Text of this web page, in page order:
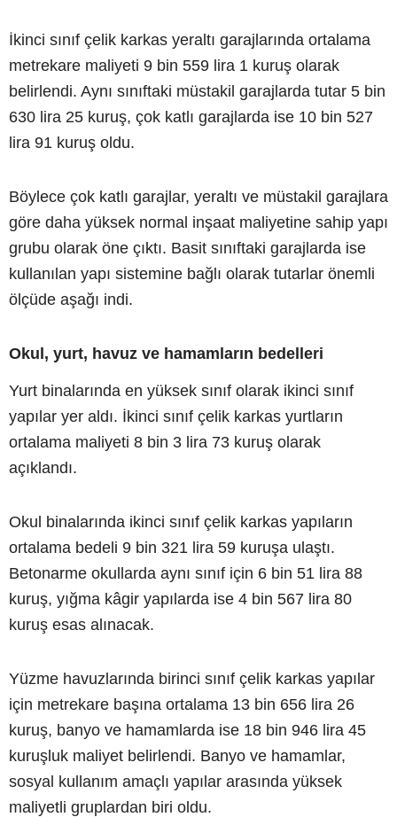
İkinci sınıf çelik karkas yeraltı garajlarında ortalama
metrekare maliyeti 9 bin 559 lira 1 kuruş olarak
belirlendi. Aynı sınıftaki müstakil garajlarda tutar 5 bin
630 lira 25 kuruş, çok katlı garajlarda ise 10 bin 527
lira 91 kuruş oldu.
Böylece çok katlı garajlar, yeraltı ve müstakil garajlara
göre daha yüksek normal inşaat maliyetine sahip yapı
grubu olarak öne çıktı. Basit sınıftaki garajlarda ise
kullanılan yapı sistemine bağlı olarak tutarlar önemli
ölçüde aşağı indi.
Okul, yurt, havuz ve hamamların bedelleri
Yurt binalarında en yüksek sınıf olarak ikinci sınıf
yapılar yer aldı. İkinci sınıf çelik karkas yurtların
ortalama maliyeti 8 bin 3 lira 73 kuruş olarak
açıklandı.
Okul binalarında ikinci sınıf çelik karkas yapıların
ortalama bedeli 9 bin 321 lira 59 kuruşa ulaştı.
Betonarme okullarda aynı sınıf için 6 bin 51 lira 88
kuruş, yığma kâgir yapılarda ise 4 bin 567 lira 80
kuruş esas alınacak.
Yüzme havuzlarında birinci sınıf çelik karkas yapılar
için metrekare başına ortalama 13 bin 656 lira 26
kuruş, banyo ve hamamlarda ise 18 bin 946 lira 45
kuruşluk maliyet belirlendi. Banyo ve hamamlar,
sosyal kullanım amaçlı yapılar arasında yüksek
maliyetli gruplardan biri oldu.